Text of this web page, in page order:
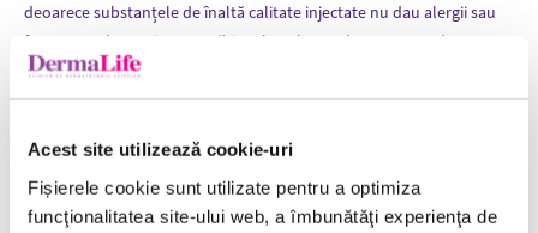
Acest site utilizează cookie-uri
Fișierele cookie sunt utilizate pentru a optimiza
funcţionalitatea site-ului web, a îmbunătăţi experienţa de
deoarece substanțele de înaltă calitate injectate nu dau alergii sau
fenomene de respingere. Mărirea buzelor va da un aspect de
întinerire facială totală. Întregul chip va radia frumusețe și
prospețime.
Acidul hialuronic asigură un efect vizibil de la 6 până la 18 luni, fără
riscuri și se resoarbe lent.
Ai nevoie de mai multe informații ?